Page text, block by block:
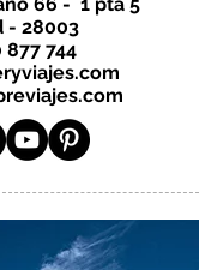
- 28003
877 744